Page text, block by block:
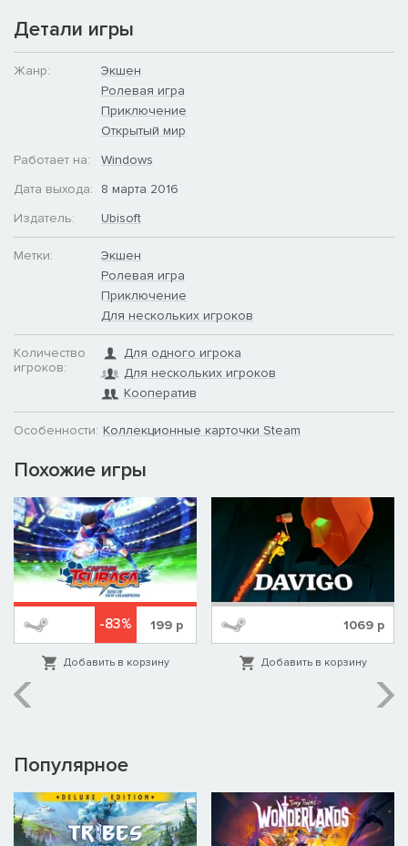
Детали игры
Жанр:
Экшен
Ролевая игра
Приключение
Открытый мир
Работает на:
Windows
Дата выхода:
8 марта 2016
Издатель:
Ubisoft
Метки:
Экшен
Ролевая игра
Приключение
Для нескольких игроков
Количество
игроков:
Для одного игрока
Для нескольких игроков
Кооператив
Особенности: Коллекционные карточки Steam
Похожие игры
-83% 199р
Добавить в корзину
1069 р
Добавить в корзину
Популярное